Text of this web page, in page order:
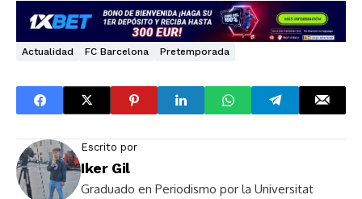
Actualidad FC Barcelona Pretemporada
Escrito por
Iker Gil
Graduado en Periodismo por la Universitat